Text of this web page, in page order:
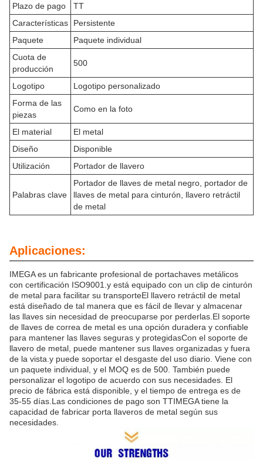
Plazo de pago
TT
Características
Persistente
Paquete
Paquete individual
Cuota de
producción
500
Logotipo
Logotipo personalizado
Forma de las
piezas
Como en la foto
El material
El metal
Diseño
Disponible
Utilización
Portador de llavero
Palabras clave
Portador de llaves de metal negro, portador de
llaves de metal para cinturón, llavero retráctil
de metal
Aplicaciones:
IMEGA es un fabricante profesional de portachaves metálicos
con certificación ISO9001.y está equipado con un clip de cinturón
de metal para facilitar su transporteEl llavero retráctil de metal
está diseñado de tal manera que es fácil de llevar y almacenar
las llaves sin necesidad de preocuparse por perderlas.El soporte
de llaves de correa de metal es una opción duradera y confiable
para mantener las llaves seguras y protegidasCon el soporte de
llavero de metal, puede mantener sus llaves organizadas y fuera
de la vista.y puede soportar el desgaste del uso diario. Viene con
un paquete individual, y el MOQ es de 500. También puede
personalizar el logotipo de acuerdo con sus necesidades. El
precio de fábrica está disponible, y el tiempo de entrega es de
35-55 días.Las condiciones de pago son TTIMEGA tiene la
capacidad de fabricar porta llaveros de metal según sus
necesidades.